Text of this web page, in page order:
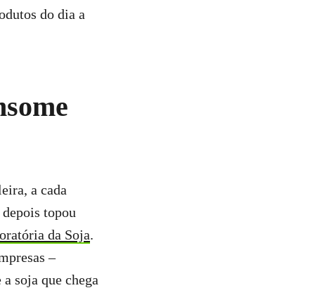
do dia a
a cada
topou
da Soja.
–
soja que chega